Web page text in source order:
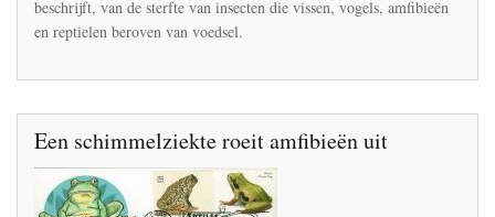
houdt
beschrijft, van de sterfte van insecten die vissen, vogels, amfibieën
en reptielen beroven van voedsel.
Een schimmelziekte roeit amfibieën uit